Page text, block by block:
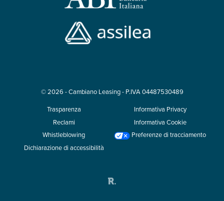
©2026 - Cambiano Leasing - P.IVA 04487530489
Trasparenza
Reclami
Whistleblowing
Dichiarazione di accessibilità
Informativa Privacy
Informativa Cookie
Preferenze di tracciamento